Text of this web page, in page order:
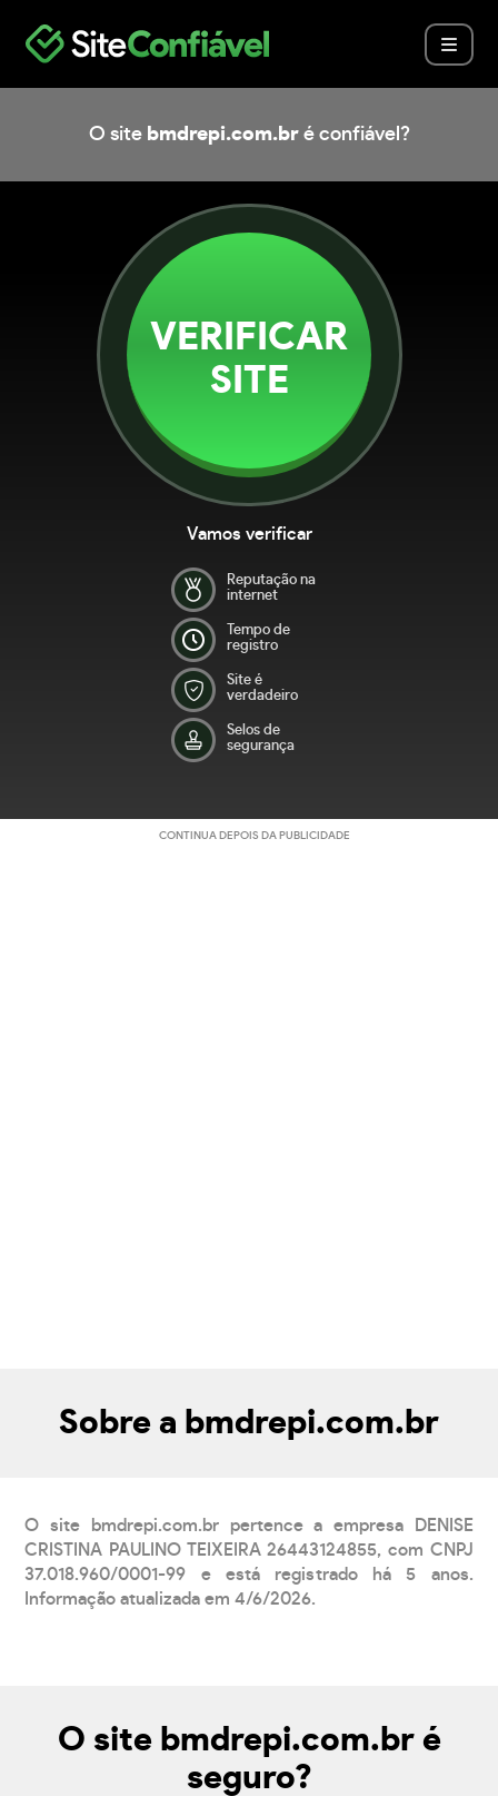
O site bmdrepi.com.bré confiável?
VERIFICAR
SITE
Vamos verificar
Reputação na
internet
Tempo de
registro
Site é
verdadeiro
Selos de
segurança
CONTINUA DEPOIS DA PUBLICIDADE
Sobre a bmdrepi.com.br
O site bmdrepi.com.br pertence a empresa DENISE
CRISTINA PAULINO TEIXEIRA 26443124855, com CNPJ
37.018.960/0001-99 e está registrado há 5 anos.
Informação atualizada em 4/6/2026.
O site bmdrepi.com.br é
seguro?